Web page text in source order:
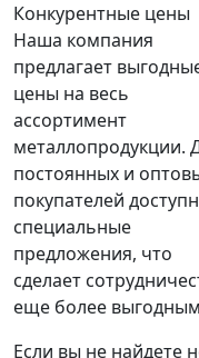
Конкурентные цены
Наша компания
предлагает
цены на весь
ассортимент
металлопродукции.
постоянных и
покупателей
специальные
предложения, что
сделает
еще более
Если вы не найдете